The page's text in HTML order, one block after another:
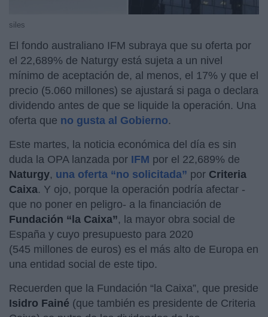
siles
El fondo australiano IFM subraya que su oferta por
el 22,689% de Naturgy está sujeta a un nivel
mínimo de aceptación de, al menos, el 17% y que el
precio (5.060 millones) se ajustará si paga o declara
dividendo antes de que se liquide la operación. Una
oferta que no gusta al Gobierno.
Este martes, la noticia económica del día es sin
duda la OPA lanzada por IFM por el 22,689% de
Naturgy, una oferta “no solicitada” por Criteria
Caixa. Y ojo, porque la operación podría afectar -
que no poner en peligro- a la financiación de
Fundación “la Caixa”, la mayor obra social de
España y cuyo presupuesto para 2020
(545 millones de euros) es el más alto de Europa en
una entidad social de este tipo.
Recuerden que la Fundación “la Caixa”, que preside
Isidro Fainé (que también es presidente de Criteria